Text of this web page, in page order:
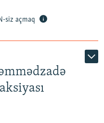
siz açmaq